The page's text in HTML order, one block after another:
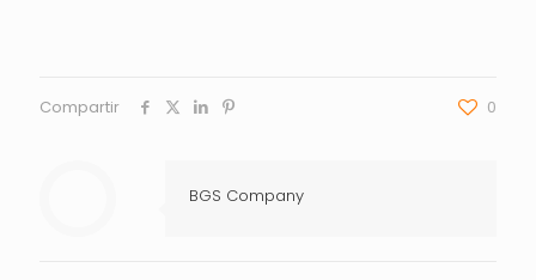
Compartir 0
BGS Company